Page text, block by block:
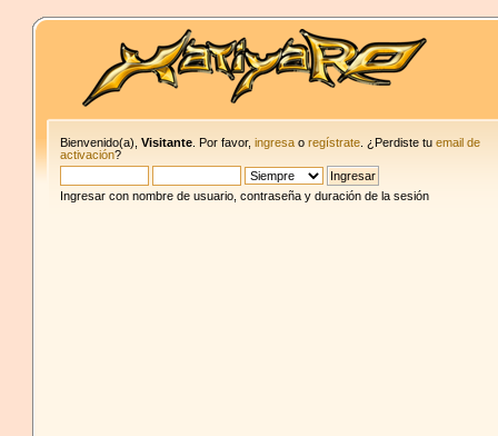
Bienvenido(a),Visitante . Por favor,ingresa oregístrate . ¿Perdiste tuemail de
activación?
Ingresar con nombre de usuario, contraseña y duración de la sesión